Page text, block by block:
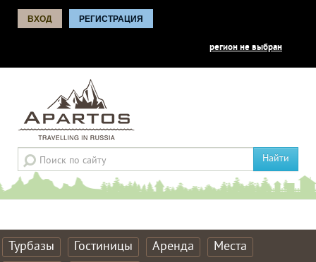
ВХОД РЕГИСТРАЦИЯ
регион не выбран
Найти
Турбазы Гостиницы Аренда
Места